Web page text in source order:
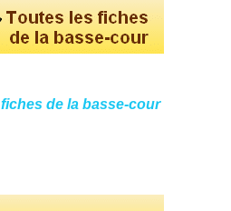
fiches de la basse-cour